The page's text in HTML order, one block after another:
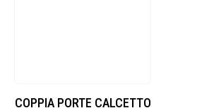
COPPIA PORTE CALCETTO